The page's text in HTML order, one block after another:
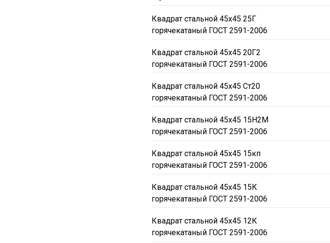
Квадрат стальной 45х45 25Г
горячекатаный ГОСТ 2591-2006
Квадрат стальной 45х45 20Г2
горячекатаный ГОСТ 2591-2006
Квадрат стальной 45х45 Ст20
горячекатаный ГОСТ 2591-2006
Квадрат стальной 45х45 15Н2М
горячекатаный ГОСТ 2591-2006
Квадрат стальной 45х45 15кп
горячекатаный ГОСТ 2591-2006
Квадрат стальной 45х45 15К
горячекатаный ГОСТ 2591-2006
Квадрат стальной 45х45 12К
горячекатаный ГОСТ 2591-2006